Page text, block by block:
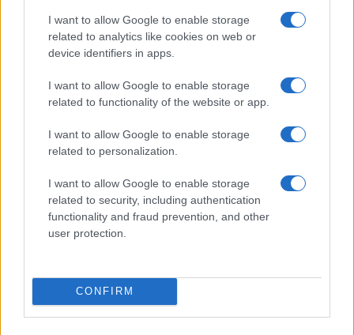
I want to allow Google to enable storage
related to analytics like cookies on web or
device identifiers in apps.
I want to allow Google to enable storage
related to functionality of the website or app.
I want to allow Google to enable storage
related to personalization.
I want to allow Google to enable storage
related to security, including authentication
functionality and fraud prevention, and other
user protection.
CONFIRM
Cómo se estructuran los planes de I+D y
su impacto en la sociedad
Los planes regionales de ciencia y tecnología son…